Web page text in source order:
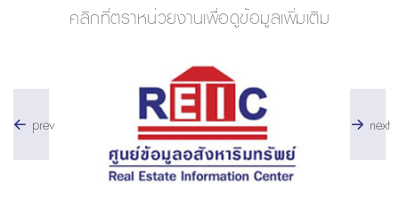
คลิกที่ตราหน่วยงานเพื่อดูข้อมูลเพิ่มเติม
prev next